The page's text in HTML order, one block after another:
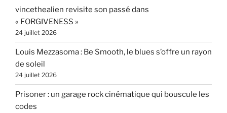
vincethealien revisite son passé dans
« FORGIVENESS »
24 juillet 2026
Louis Mezzasoma : Be Smooth, le blues s’offre un rayon
de soleil
24 juillet 2026
Prisoner : un garage rock cinématique qui bouscule les
codes